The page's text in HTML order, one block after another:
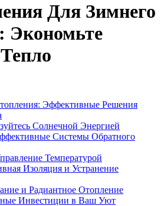
Для Зимнего
Экономьте
Эффективные Решения
Солнечной Энергией
Системы Обратного
Температурой
Изоляция и Устранение
и Радиантное Отопление
Инвестиции в Ваш Уют